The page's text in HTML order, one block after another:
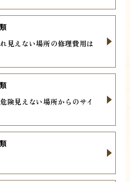
見えない場所の修理費用は
険見えない場所からのサイ